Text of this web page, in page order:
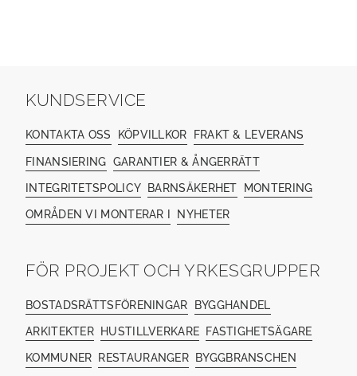
KUNDSERVICE
KONTAKTA OSS KÖPVILLKOR
FRAKT & LEVERANS
FINANSIERING GARANTIER & ÅNGERRÄTT
INTEGRITETSPOLICY BARNSÄKERHET MONTERING
OMRÅDEN VI MONTERAR I NYHETER
FÖR PROJEKT OCH YRKESGRUPPER
BOSTADSRÄTTSFÖRENINGAR BYGGHANDEL
ARKITEKTER HUSTILLVERKARE FASTIGHETSÄGARE
KOMMUNER RESTAURANGER BYGGBRANSCHEN